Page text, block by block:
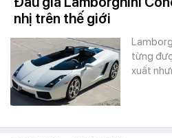
nhị trên thế giới
từng
xuất